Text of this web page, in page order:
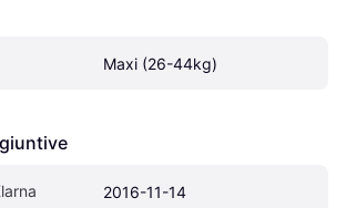
Maxi (26-44kg)
2016-11-14